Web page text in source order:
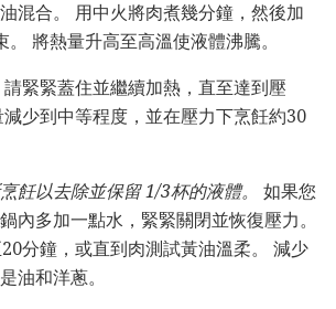
混合。 用中火將肉煮幾分鐘，然後加
。 將熱量升高至高溫使液體沸騰。
請緊緊蓋住並繼續加熱，直至達到壓
少到中等程度，並在壓力下烹飪約30
飪以去除並保留 1/3杯的液體。
如果您
內多加一點水，緊緊關閉並恢復壓力。
分鐘，或直到肉測試黃油溫柔。 減少
油和洋蔥。